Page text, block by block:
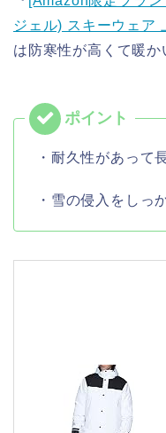
ジェル) スキーウェア
は防寒性が高くて暖か
・耐久性があって
・雪の侵入をしっ